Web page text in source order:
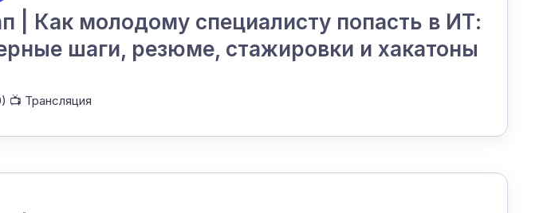
| Как молодому специалисту попасть в ИТ:
шаги, резюме, стажировки и хакатоны
📺 Трансляция